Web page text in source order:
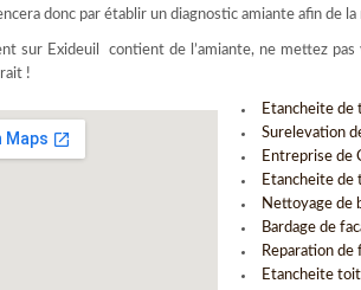
donc par établir un diagnostic amiante afin de
sur Exideuil contient de l’amiante, ne mettez
!
Etancheite
Surelevation
Entreprise de
Etancheite de
Nettoyage de
Bardage de
Reparation de
Etancheite